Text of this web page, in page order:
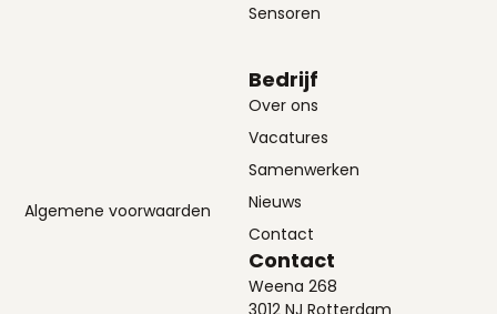
Sensoren
Bedrijf
Over ons
Vacatures
Samenwerken
Nieuws
Contact
Contact
Weena 268
3012 NJ Rotterdam
Algemene voorwaarden